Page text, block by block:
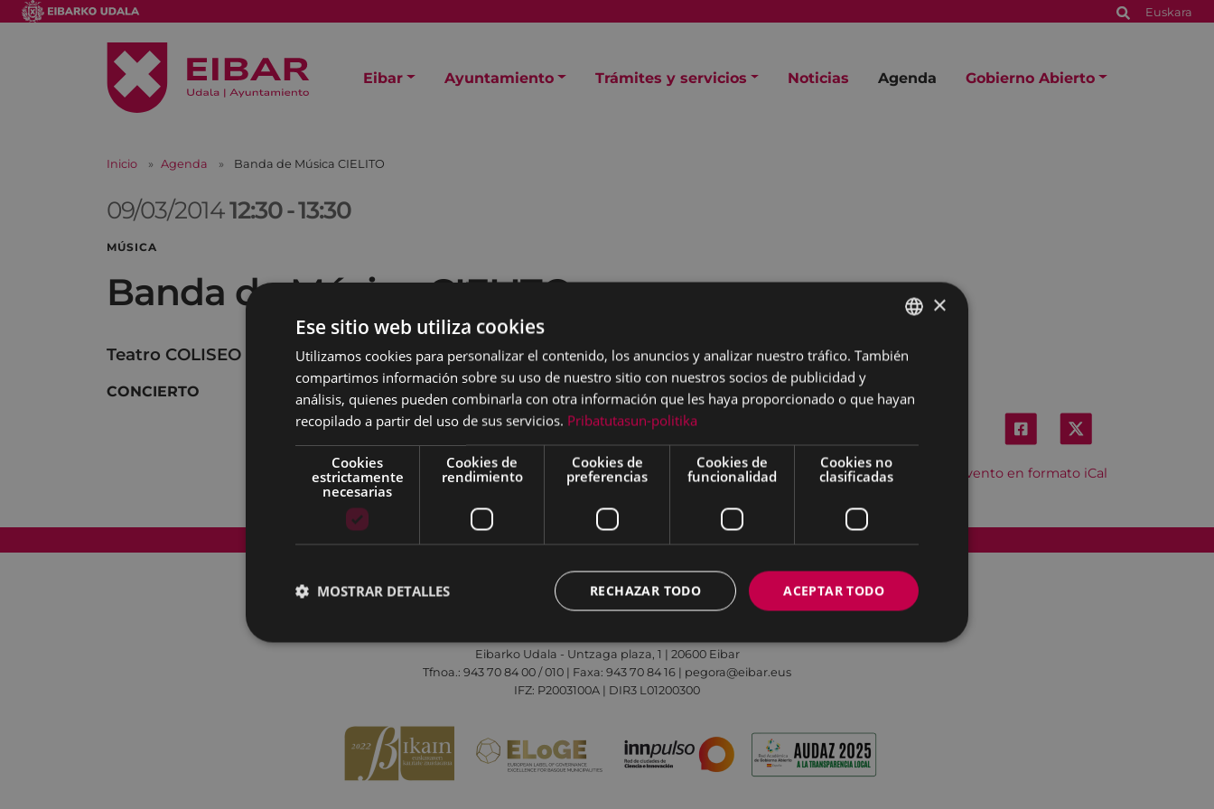
Euskara
Eibar Ayuntamiento Trámites y servicios Noticias Agenda Gobierno Abierto
Inicio Agenda Banda de Música CIELITO
09/03/201412:30-13:30
MÚSICA
Banda de Música CIELITO
Teatro COLISEO
Descargar el evento en formato iCal
CONCIERTO
Eibarko Udala - Untzaga plaza, 1 | 20600 Eibar
Tfnoa.: 943 70 84 00 / 010 | Faxa: 943 70 84 16 | pegora@eibar.eus
IFZ: P2003100A | DIR3 L01200300
BASQUE
×
Ese sitio web utiliza cookies
Utilizamos cookies para personalizar el contenido, los anuncios y analizar nuestro tráfico. También
compartimos información sobre su uso de nuestro sitio con nuestros socios de publicidad y
análisis, quienes pueden combinarla con otra información que les haya proporcionado o que hayan
recopilado a partir del uso de sus servicios. Pribatutasun-politika
Cookies
estrictamente
necesarias
Cookies de
rendimiento
Cookies de
preferencias
Cookies de
funcionalidad
Cookies no
clasificadas
ACEPTAR TODO
RECHAZAR TODO
MOSTRAR DETALLES